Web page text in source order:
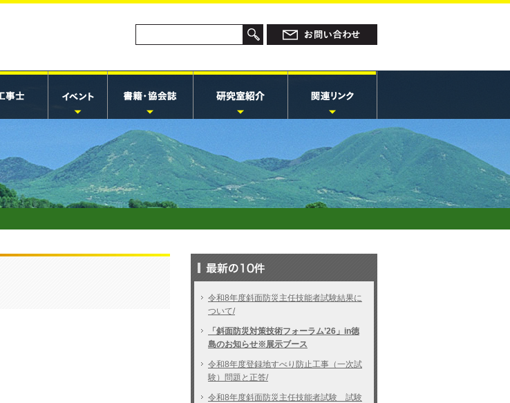
令和8年度斜面防災主任技能者試験結果に
ついて/
「斜面防災対策技術フォーラム’26」in徳
島のお知らせ※展示ブース
令和8年度登録地すべり防止工事（一次試
験）問題と正答/
令和8年度斜面防災主任技能者試験 試験